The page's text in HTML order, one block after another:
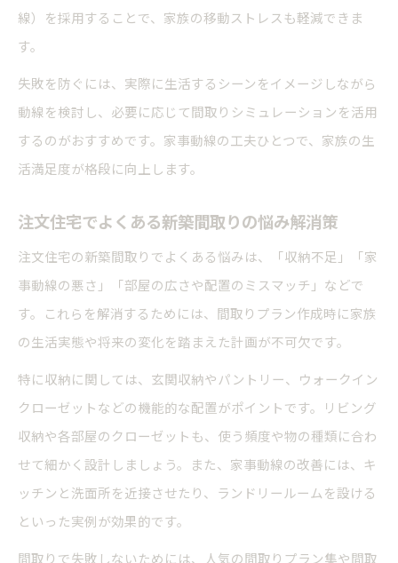
線）を採用することで、家族の移動ストレスも軽減できま
す。
失敗を防ぐには、実際に生活するシーンをイメージしながら
動線を検討し、必要に応じて間取りシミュレーションを活用
するのがおすすめです。家事動線の工夫ひとつで、家族の生
活満足度が格段に向上します。
注文住宅でよくある新築間取りの悩み解消策
注文住宅の新築間取りでよくある悩みは、「収納不足」「家
事動線の悪さ」「部屋の広さや配置のミスマッチ」などで
す。これらを解消するためには、間取りプラン作成時に家族
の生活実態や将来の変化を踏まえた計画が不可欠です。
特に収納に関しては、玄関収納やパントリー、ウォークイン
クローゼットなどの機能的な配置がポイントです。リビング
収納や各部屋のクローゼットも、使う頻度や物の種類に合わ
せて細かく設計しましょう。また、家事動線の改善には、キ
ッチンと洗面所を近接させたり、ランドリールームを設ける
といった実例が効果的です。
間取りで失敗しないためには、人気の間取りプラン集や間取